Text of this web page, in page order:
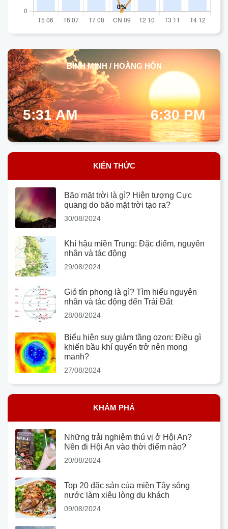
BÌNH MINH / HOÀNG HÔN
5:31 AM 6:30 PM
KIẾN THỨC
Bão mặt trời là gì? Hiện tượng Cực
quang do bão mặt trời tạo ra?
30/08/2024
Khí hậu miền Trung: Đặc điểm, nguyên
nhân và tác động
29/08/2024
Gió tín phong là gì? Tìm hiểu nguyên
nhân và tác động đến Trái Đất
28/08/2024
Biểu hiện suy giảm tầng ozon: Điều gì
khiến bầu khí quyển trở nên mong
manh?
27/08/2024
KHÁM PHÁ
Những trải nghiệm thú vị ở Hội An?
Nên đi Hội An vào thời điểm nào?
20/08/2024
Top 20 đặc sản của miền Tây sông
nước làm xiêu lòng du khách
09/08/2024